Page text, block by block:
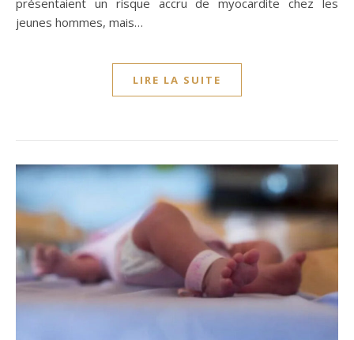
jeunes hommes, mais…
LIRE LA SUITE